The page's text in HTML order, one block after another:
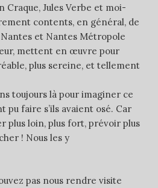
Craque, Jules Verbe et moi-
contents, en général, de
et Nantes Métropole
mettent en œuvre pour
plus sereine, et tellement
toujours là pour imaginer ce
pu faire s’ils avaient osé. Car
plus loin, plus fort, prévoir plus
! Nous les y
pas nous rendre visite